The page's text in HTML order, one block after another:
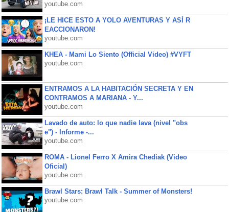
youtube.com
¡LE HICE ESTO A YOLO AVENTURAS Y ASÍ R
EACCIONARON!
youtube.com
KHEA - Mami Lo Siento (Official Video) #VYFT
youtube.com
ENTRAMOS A LA HABITACIÓN SECRETA Y EN
CONTRAMOS A MARIANA - Y...
youtube.com
Lavado de auto: lo que nadie lava (nivel "obs
e") - Informe -...
youtube.com
ROMA - Lionel Ferro X Amira Chediak (Video
Oficial)
youtube.com
Brawl Stars: Brawl Talk - Summer of Monsters!
youtube.com